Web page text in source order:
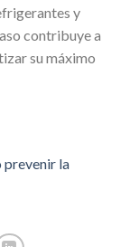
y
contribuye a
su máximo
prevenir la